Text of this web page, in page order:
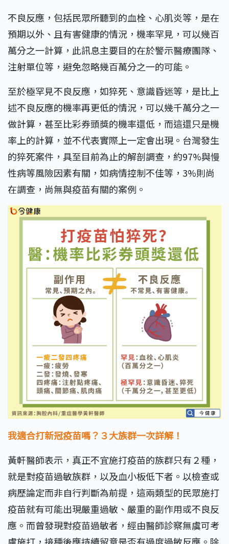
不良反應，包括民眾所聽到的血栓、心肌炎等，是在
預期以外、且有害健康的情況，機率罕見，可以幾百
萬分之一計算，此訊息主要目的在於警示醫療團隊、
注射單位等，避免忽略幾百萬分之一的可能。
至於極罕見不良反應，如猝死、意識昏迷等，是比上
述不良反應的機率再更低的情況，可以幾千萬分之一
做計算，甚至比彩券頭獎的機率還低，而這還只是機
率上的計算，並不代表實際上一定會出現。台灣發生
的猝死案件，具至目前為止的解剖調查，約97%與慢
性病等風險因素有關，如病情控制不佳等，3%則尚
在調查，尚無與疫苗有關的案例。
我適合打新冠疫苗嗎？３大族群一次詳解！
黃軒醫師表示，真正不宜施打疫苗的族群只有２種，
就是對疫苗過敏族群，以及血小板低下者。以檢查或
病歷論定而非自行判斷為前提，這兩類型的民眾施打
疫苗就有可能出現嚴重過敏、嚴重的副作用或不良反
應。而曾發現對疫苗過敏者，經由醫師診察無虞可考
慮施打，接種後應持續留意是否有過度過敏反應。除